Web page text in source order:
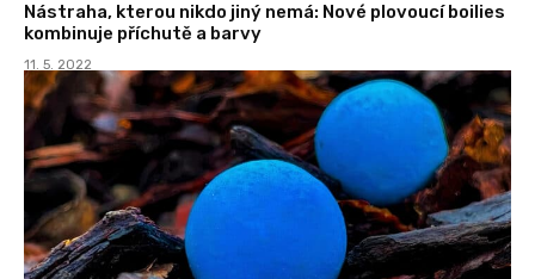
Nástraha, kterou nikdo jiný nemá: Nové plovoucí boilies
kombinuje příchutě a barvy
11. 5. 2022